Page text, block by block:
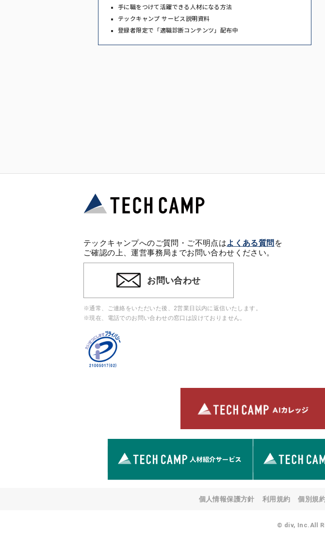
手に職をつけて活躍できる人材になる方法
テックキャンプ サービス説明資料
登録者限定で「適職診断コンテンツ」配布中
テックキャンプへのご質問・ご不明点はよくある質問 を
ご確認の上、運営事務局までお問い合わせください。
お問い合わせ
※通常、ご連絡をいただいた後、2営業日以内に返信いたします。
※現在、電話でのお問い合わせの窓口は設けておりません。
個人情報保護方針 利用規約 個別規
© div, Inc.All